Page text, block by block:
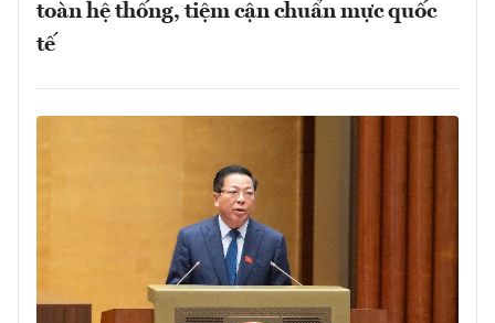
toàn hệ thống, tiệm cận chuẩn mực quốc
tế